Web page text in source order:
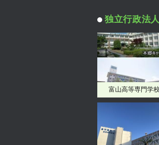
独立行政法
富山高等専門学校